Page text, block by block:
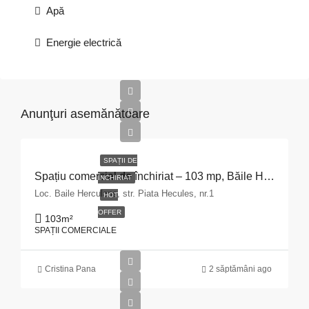
Apă
Energie electrică
Anunţuri asemănătoare
SPAȚII DE
ÎNCHIRIAT
HOT
OFFER
Spațiu comercial de închiriat – 103 mp, Băile Herculane
Loc. Baile Herculane, str. Piata Hecules, nr.1
103m²
SPAȚII COMERCIALE
Cristina Pana 2 săptămâni ago